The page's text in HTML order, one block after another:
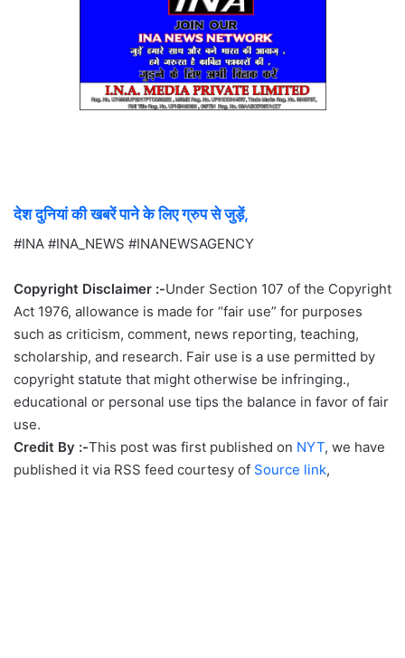
देश दुनियां की खबरें पाने के लिए ग्रुप से जुड़ें,
#INA #INA_NEWS #INANEWSAGENCY
Copyright Disclaimer :-Under Section 107 of the Copyright
Act 1976, allowance is made for “fair use” for purposes
such as criticism, comment, news reporting, teaching,
scholarship, and research. Fair use is a use permitted by
copyright statute that might otherwise be infringing.,
educational or personal use tips the balance in favor of fair
use.
Credit By :-This post was first published on NYT, we have
published it via RSS feed courtesy of Source link,